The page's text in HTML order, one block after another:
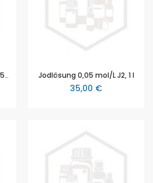
Jodlösung 0,05 mol/L J2, 250 ml Jodlösung 0,05 mol/L J2, 1 l
35,00 €